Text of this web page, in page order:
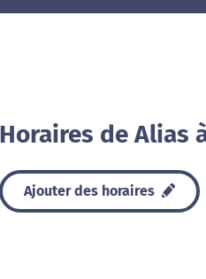
Horaires de Alias
Ajouter des horaires